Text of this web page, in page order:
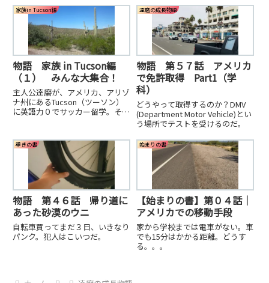
家族in Tucson編
物語 家族 in Tucson編
（１） みんな大集合！
主人公達磨が、アメリカ、アリゾ
ナ州にあるTucson（ツーソン）
に英語力０でサッカー留学。その
ます。
達磨の成長物語
物語 第５７話 アメリカ
で免許取得 Part1（学
科）
どうやって取得するのか？DMV
(Department Motor Vehicle)とい
う場所でテストを受けるのだ。
導きの書
物語 第４６話 帰り道に
あった砂漠のウニ
自転車買ってまだ３日、いきなり
パンク。犯人はこいつだ。
始まりの書
【始まりの書】第０４話｜
アメリカでの移動手段
家から学校までは電車がない。車
でも15分はかかる距離。どうす
る。。。